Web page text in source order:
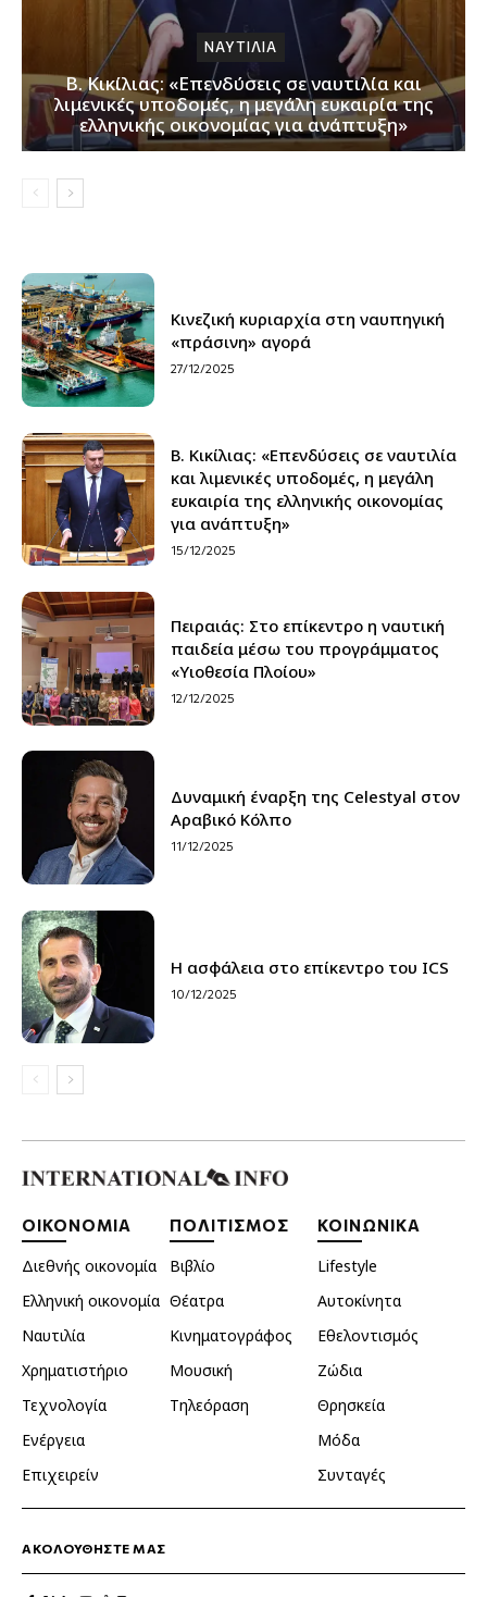
ΝΑΥΤΙΛΙΑ
Β. Κικίλιας: «Επενδύσεις σε ναυτιλία και
λιμενικές υποδομές, η μεγάλη ευκαιρία της
ελληνικής οικονομίας για ανάπτυξη»
Κινεζική κυριαρχία στη ναυπηγική
«πράσινη» αγορά
27/12/2025
Β. Κικίλιας: «Επενδύσεις σε ναυτιλία
και λιμενικές υποδομές, η μεγάλη
ευκαιρία της ελληνικής οικονομίας
για ανάπτυξη»
15/12/2025
Πειραιάς: Στο επίκεντρο η ναυτική
παιδεία μέσω του προγράμματος
«Υιοθεσία Πλοίου»
12/12/2025
Δυναμική έναρξη της Celestyal στον
Αραβικό Κόλπο
11/12/2025
Η ασφάλεια στο επίκεντρο του ICS
10/12/2025
ΟΙΚΟΝΟΜΙΑ
Διεθνής οικονομία
Ελληνική οικονομία
Ναυτιλία
Χρηματιστήριο
Τεχνολογία
Ενέργεια
Επιχειρείν
ΠΟΛΙΤΙΣΜΟΣ
Βιβλίο
Θέατρα
Κινηματογράφος
Μουσική
Τηλεόραση
ΚΟΙΝΩΝΙΚΑ
Lifestyle
Αυτοκίνητα
Εθελοντισμός
Ζώδια
Θρησκεία
Μόδα
Συνταγές
ΑΚΟΛΟΥΘΗΣΤΕ ΜΑΣ